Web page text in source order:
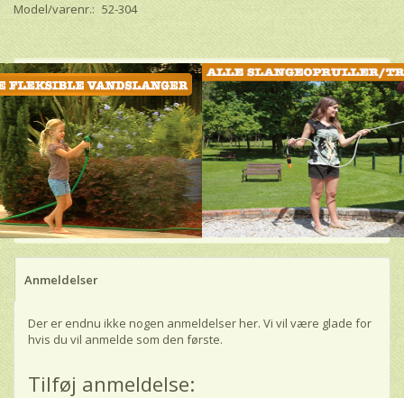
Model/varenr.: 52-304
Anmeldelser
Der er endnu ikke nogen anmeldelser her. Vi vil være glade for
hvis du vil anmelde som den første.
Tilføj anmeldelse: